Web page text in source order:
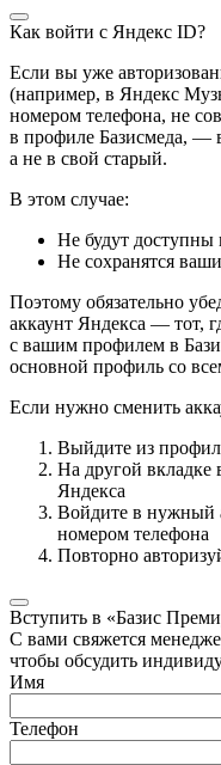
Как войти с Яндекс ID?
Если вы уже
(например, в Яндекс
номером телефона, не
в профиле Базисмеда, —
а не в свой старый.
В этом случае:
Не будут
Не сохранятся
Поэтому обязательно
аккаунт Яндекса — тот,
с вашим профилем в
основной профиль со
Если нужно сменить
Выйдите из
На другой вкладке
Яндекса
Войдите в нужный
номером телефона
Повторно
Вступить в «Базис
С вами свяжется
чтобы обсудить
Имя
Телефон